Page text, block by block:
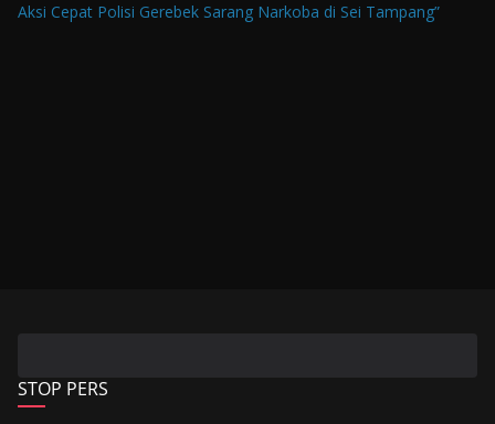
Aksi Cepat Polisi Gerebek Sarang Narkoba di Sei Tampang”
STOP PERS